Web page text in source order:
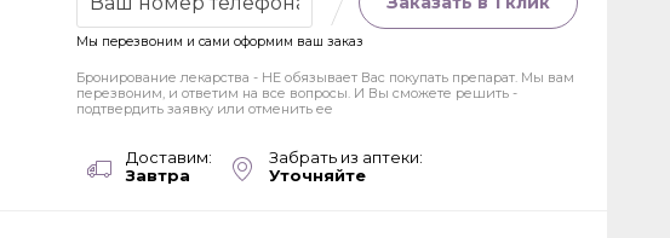
Мы перезвоним и сами оформим ваш заказ
Бронирование лекарства - НЕ обязывает Вас покупать препарат. Мы вам
перезвоним, и ответим на все вопросы. И Вы сможете решить -
подтвердить заявку или отменить ее
Доставим:
Завтра
Забрать из аптеки:
Уточняйте